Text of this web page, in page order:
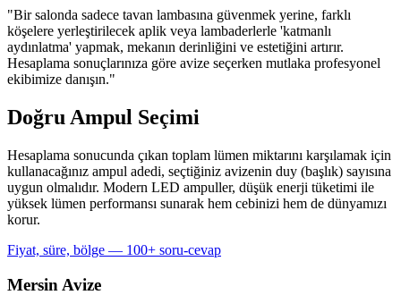
"Bir salonda sadece tavan lambasına güvenmek yerine, farklı
köşelere yerleştirilecek aplik veya lambaderlerle 'katmanlı
aydınlatma' yapmak, mekanın derinliğini ve estetiğini artırır.
Hesaplama sonuçlarınıza göre avize seçerken mutlaka profesyonel
ekibimize danışın."
Doğru Ampul Seçimi
Hesaplama sonucunda çıkan toplam lümen miktarını karşılamak için
kullanacağınız ampul adedi, seçtiğiniz avizenin duy (başlık) sayısına
uygun olmalıdır. Modern LED ampuller, düşük enerji tüketimi ile
yüksek lümen performansı sunarak hem cebinizi hem de dünyamızı
korur.
Fiyat, süre, bölge — 100+ soru-cevap
Mersin Avize